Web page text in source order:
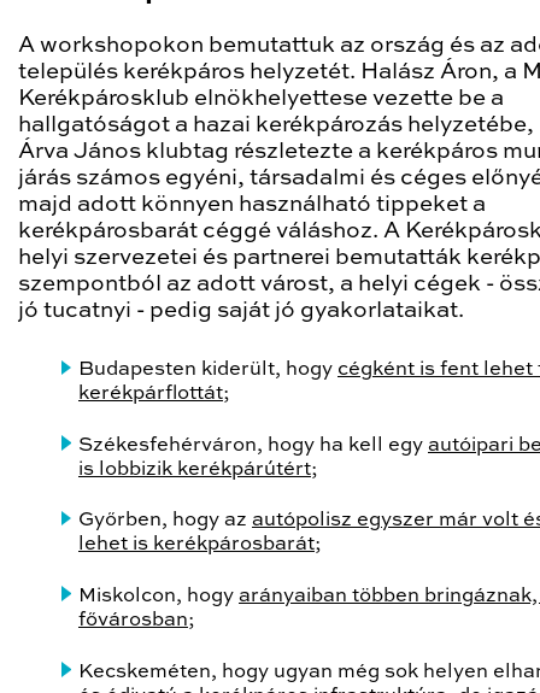
A workshopokon bemutattuk az ország és az
település kerékpáros helyzetét. Halász Áron, a
Kerékpárosklub elnökhelyettese vezette be a
hallgatóságot a hazai kerékpározás helyzetébe,
Árva János klubtag részletezte a kerékpáros
járás számos egyéni, társadalmi és céges
majd adott könnyen használható tippeket a
kerékpárosbarát céggé váláshoz. A
helyi szervezetei és partnerei bemutatták
szempontból az adott várost, a helyi cégek -
jó tucatnyi - pedig saját jó gyakorlataikat.
Budapesten kiderült, hogy cégként is fent lehet
kerékpárflottát;
Székesfehérváron, hogy ha kell egy autóipari
is lobbizik kerékpárútért;
Győrben, hogy az autópolisz egyszer már volt
lehet is kerékpárosbarát;
Miskolcon, hogy arányaiban többen
fővárosban;
Kecskeméten, hogy ugyan még sok helyen